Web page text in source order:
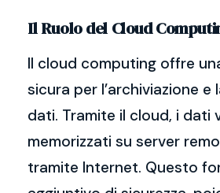
Il Ruolo del Cloud
Il cloud computing offre
sicura per l’archiviazione e
dati. Tramite il cloud, i dati
memorizzati su server
tramite Internet. Questo